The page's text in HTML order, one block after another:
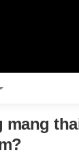
mang